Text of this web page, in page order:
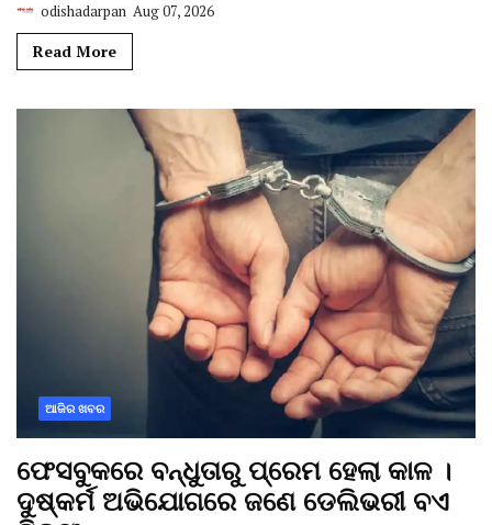
odishadarpan Aug 07, 2026
Read More
ଆଜିର ଖବର
ଫେସବୁକରେ ବନ୍ଧୁତାରୁ ପ୍ରେମ ହେଲା କାଳ ।
ଦୁଷ୍କର୍ମ ଅଭିଯୋଗରେ ଜଣେ ଡେଲିଭରୀ ବଏ